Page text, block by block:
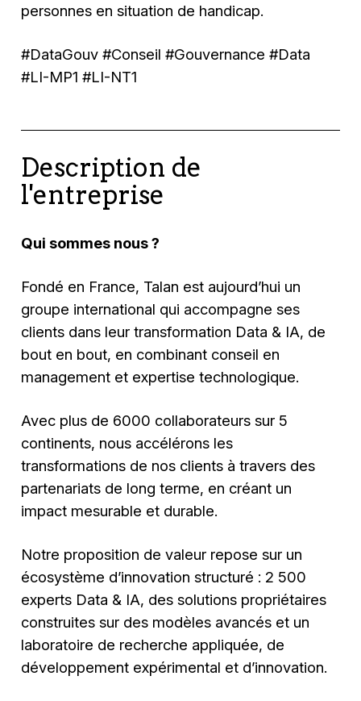
personnes en situation de handicap.
#DataGouv #Conseil #Gouvernance #Data
#LI-MP1 #LI-NT1
Description de
l'entreprise
Qui sommes nous ?
Fondé en France, Talan est aujourd’hui un
groupe international qui accompagne ses
clients dans leur transformation Data & IA, de
bout en bout, en combinant conseil en
management et expertise technologique.
Avec plus de 6000 collaborateurs sur 5
continents, nous accélérons les
transformations de nos clients à travers des
partenariats de long terme, en créant un
impact mesurable et durable.
Notre proposition de valeur repose sur un
écosystème d’innovation structuré : 2 500
experts Data & IA, des solutions propriétaires
construites sur des modèles avancés et un
laboratoire de recherche appliquée, de
développement expérimental et d’innovation.